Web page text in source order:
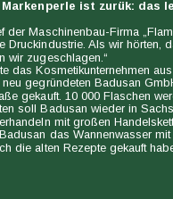
ist zurük: das
der Maschinenbau-Firma
Druckindustrie. Als wir
wir zugeschlagen.“
das Kosmetikunternehmen
gegründeten Badusan
gekauft. 10 000 Flaschen
soll Badusan wieder in
mit großen
das Wannenwasser
die alten Rezepte gekauft